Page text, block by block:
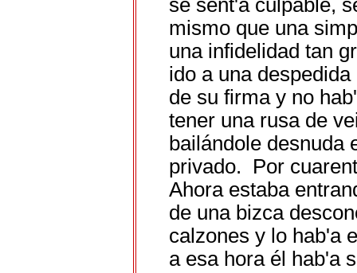
se sent'a culpable,
mismo que una
una infidelidad tan
ido a una
de su firma y no
tener una rusa de
bailándole desnuda
privado. Por
Ahora estaba
de una bizca
calzones y lo hab'a
a esa hora él hab'a